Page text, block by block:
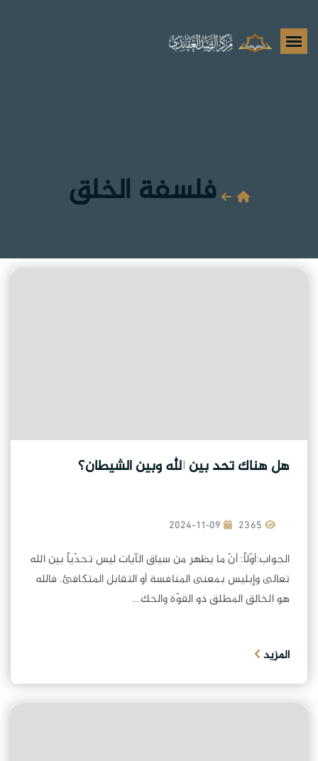
فلسفة الخلق
هل هناك تحد بين الله وبين الشيطان؟
2024-11-09
الجواب:أوّلاً: أنّ ما يظهر من سياق الآيات ليس تحدّياً بين الله
تعالى وإبليس بمعنى المنافسة أو التقابل المتكافئ. فالله
هو الخالق المطلق ذو القوّة والحك...
المزيد